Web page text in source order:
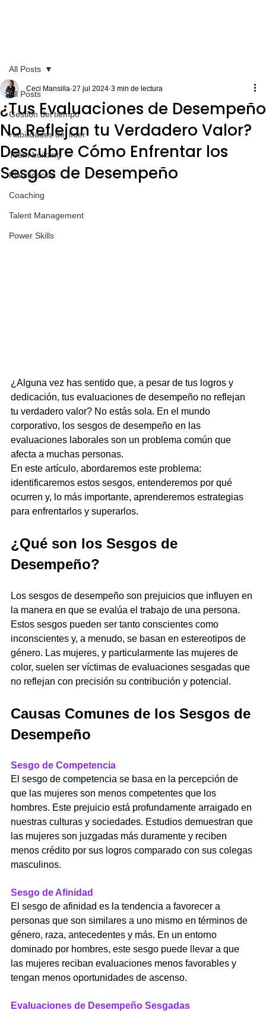
All Posts
Gestión del tiempo
Habilidades del líder
Team building
Planificación
Coaching
Talent Management
Power Skills
All Posts
¿Tus Evaluaciones de Desempeño
No Reflejan tu Verdadero Valor?
Descubre Cómo Enfrentar los
Sesgos de Desempeño
Ceci Mansilla 27 jul 2024 3 min de lectura
¿Alguna vez has sentido que, a pesar de tus logros y
dedicación, tus evaluaciones de desempeño no reflejan
tu verdadero valor? No estás sola. En el mundo
corporativo, los sesgos de desempeño en las
evaluaciones laborales son un problema común que
afecta a muchas personas.
En este artículo, abordaremos este problema:
identificaremos estos sesgos, entenderemos por qué
ocurren y, lo más importante, aprenderemos estrategias
para enfrentarlos y superarlos.
¿Qué son los Sesgos de
Desempeño?
Los sesgos de desempeño son prejuicios que influyen en
la manera en que se evalúa el trabajo de una persona.
Estos sesgos pueden ser tanto conscientes como
inconscientes y, a menudo, se basan en estereotipos de
género. Las mujeres, y particularmente las mujeres de
color, suelen ser víctimas de evaluaciones sesgadas que
no reflejan con precisión su contribución y potencial.
Causas Comunes de los Sesgos de
Desempeño
Sesgo de Competencia
El sesgo de competencia se basa en la percepción de
que las mujeres son menos competentes que los
hombres. Este prejuicio está profundamente arraigado en
nuestras culturas y sociedades. Estudios demuestran que
las mujeres son juzgadas más duramente y reciben
menos crédito por sus logros comparado con sus colegas
masculinos.
Sesgo de Afinidad
El sesgo de afinidad es la tendencia a favorecer a
personas que son similares a uno mismo en términos de
género, raza, antecedentes y más. En un entorno
dominado por hombres, este sesgo puede llevar a que
las mujeres reciban evaluaciones menos favorables y
tengan menos oportunidades de ascenso.
Evaluaciones de Desempeño Sesgadas